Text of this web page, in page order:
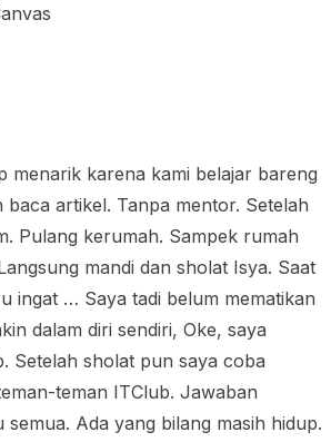
menarik karena kami belajar bareng
baca artikel. Tanpa mentor. Setelah
Pulang kerumah. Sampek rumah
mandi dan sholat Isya. Saat
ingat … Saya tadi belum mematikan
dalam diri sendiri, Oke, saya
Setelah sholat pun saya coba
teman ITClub. Jawaban
semua. Ada yang bilang masih hidup.